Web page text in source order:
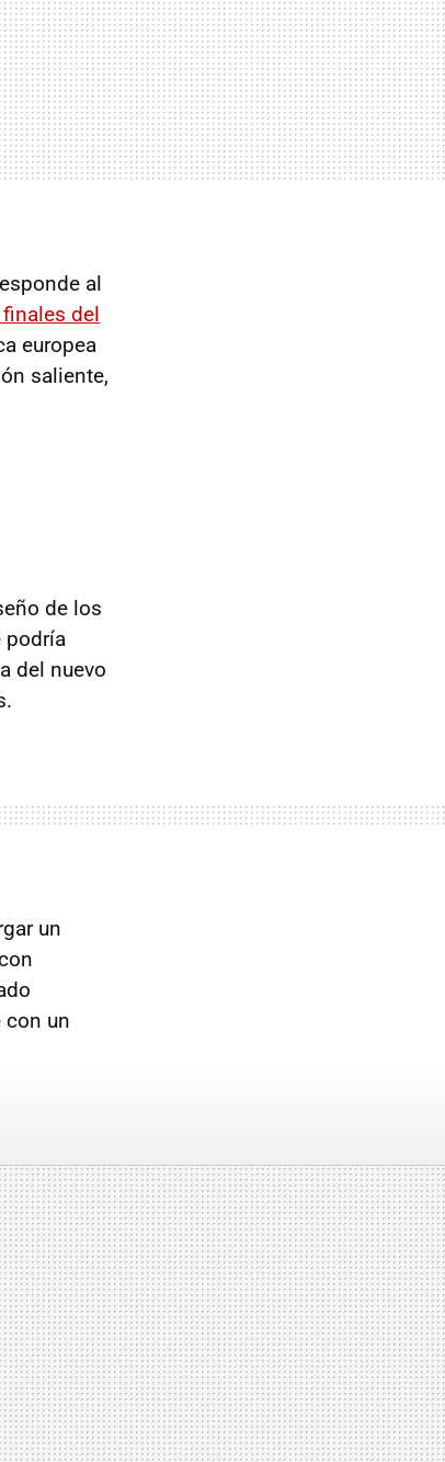
al
del
europea
saliente,
de los
podría
del nuevo
un
con un